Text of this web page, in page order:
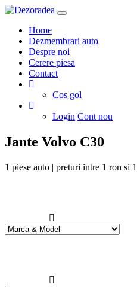
Home
Dezmembrari auto
Despre noi
Cerere piesa
Contact
Cos gol
Login Cont nou
Jante Volvo C30
1 piese auto | preturi intre 1 ron si 1